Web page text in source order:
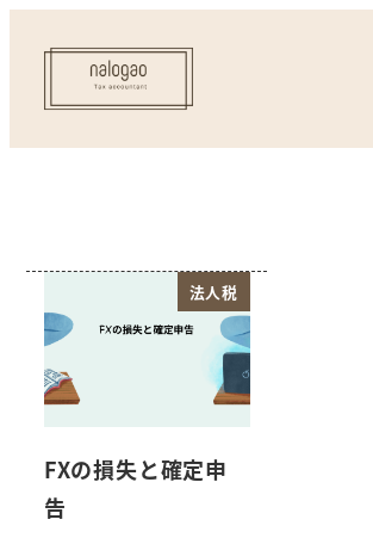
法人税
FXの損失と確定申
告